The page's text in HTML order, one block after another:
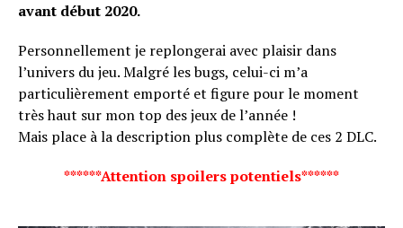
avant début 2020.
Personnellement je replongerai avec plaisir dans
l’univers du jeu. Malgré les bugs, celui-ci m’a
particulièrement emporté et figure pour le moment
très haut sur mon top des jeux de l’année !
Mais place à la description plus complète de ces 2 DLC.
******Attention spoilers potentiels******